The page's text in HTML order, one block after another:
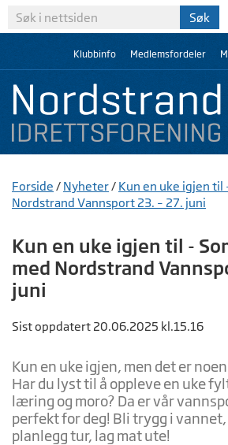
Klubbinfo Medlemsfordeler
Forside / Nyheter/ Kun en uke igjen til
Nordstrand Vannsport 23. – 27. juni
Kun en uke igjen til -
med Nordstrand
juni
Sist oppdatert 20.06.2025 kl.15.16
Kun en uke igjen, men det er
Har du lyst til å oppleve en uke
læring og moro? Da er vår
perfekt for deg! Bli trygg i
planlegg tur, lag mat ute!